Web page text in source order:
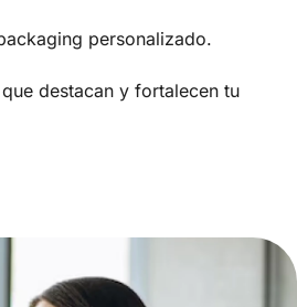
personalizado.
destacan y fortalecen tu